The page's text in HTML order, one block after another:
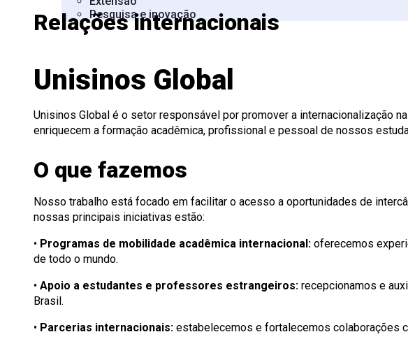
Pesquisa e inovação
Onde Estamos
Porto Alegre
Editora Unisinos
Fundação Urbano Thiesen
Consulta Lista de Diplomas
PIBID
Editais PIBID
Apresentação
Comissão de Ética no Uso de Animais
Apresentação
ISO 14001
Comunicação Ambiental
Procedimentos
Relações internacionais
Unisinos Global
Unisinos Global é o setor responsável por promover a internacionalização
enriquecem a formação acadêmica, profissional e pessoal de nossos
O que fazemos
Nosso trabalho está focado em facilitar o acesso a oportunidades de
nossas principais iniciativas estão:
• Programas de mobilidade acadêmica internacional: oferecemos
de todo o mundo.
• Apoio a estudantes e professores estrangeiros: recepcionamos e
Brasil.
• Parcerias internacionais: estabelecemos e fortalecemos colaborações